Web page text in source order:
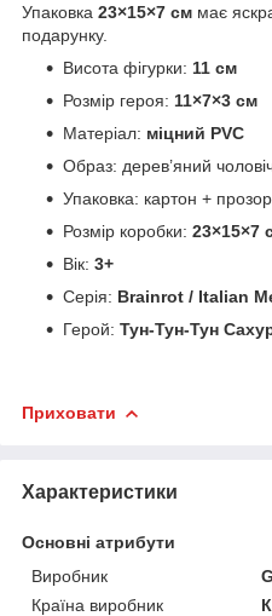
Упаковка 23×15×7 см має
подарунку.
Висота фігурки: 11 см
Розмір героя: 11×7×3 см
Матеріал: міцний PVC
Образ: дерев’яний
Упаковка: картон +
Розмір коробки: 23×15×7
Вік: 3+
Серія: Brainrot / Italian
Герой: Тун-Тун-Тун
Приховати
Характеристики
Основні атрибути
Виробник
Країна виробник